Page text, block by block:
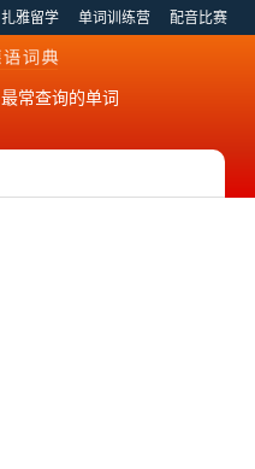
扎雅留学 单词训练营 配音比赛
最常查询的单词